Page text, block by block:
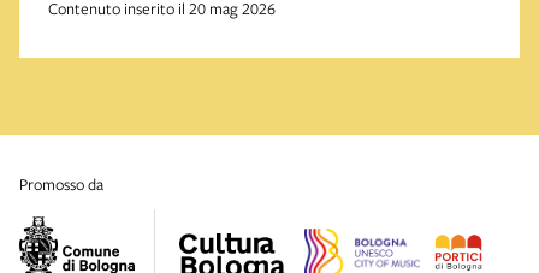
Contenuto inserito il 20 mag 2026
promosso da